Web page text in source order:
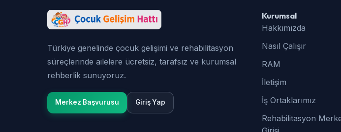
Türkiye genelinde çocuk gelişimi ve rehabilitasyon
süreçlerinde ailelere ücretsiz, tarafsız ve kurumsal
rehberlik sunuyoruz.
Merkez Başvurusu Giriş Yap
Kurumsal
Hakkımızda
Nasıl Çalışır
RAM
İletişim
İş Ortaklarımız
Rehabilitasyon